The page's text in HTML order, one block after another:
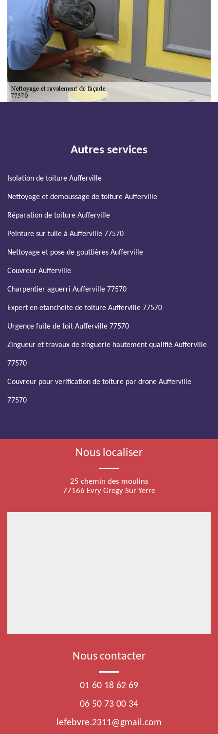
Autres services
Isolation de toiture Aufferville
Nettoyage et demoussage de toiture Aufferville
Réparation de toiture Aufferville
Peinture sur tuile à Aufferville 77570
Nettoyage et pose de gouttières Aufferville
Couvreur Aufferville
Charpentier aguerri Aufferville 77570
Expert en etancheite de toiture Aufferville 77570
Urgence fuite de toit Aufferville 77570
Zingueur et travaux de zinguerie hautement qualifié Aufferville
77570
Couvreur pour verification de toiture par drone Aufferville
77570
Nous localiser
25 chemin des moulins
77166 Evry Gregy Sur Yerre
Nous contacter
01 60 18 62 69
06 50 73 00 34
lefebvre.2311@gmail.com